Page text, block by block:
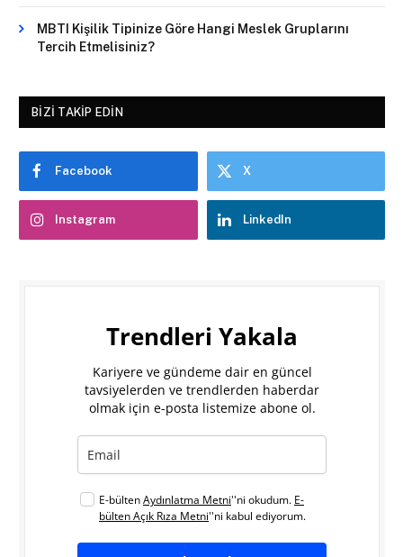
MBTI Kişilik Tipinize Göre Hangi Meslek Gruplarını
Tercih Etmelisiniz?
BIZI TAKIP EDIN
Facebook X
Instagram LinkedIn
Trendleri Yakala
Kariyere ve gündeme dair en güncel
tavsiyelerden ve trendlerden haberdar
olmak için e-posta listemize abone ol.
E-bültenAydınlatma Metni''ni okudum. E-
bülten Açık Rıza Metni''ni kabul ediyorum.